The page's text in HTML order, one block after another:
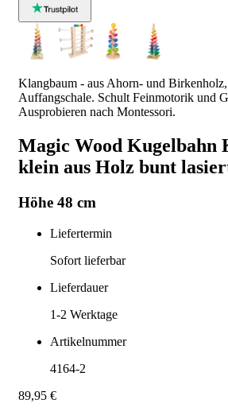
Klangbaum - aus Ahorn- und
Auffangschale. Schult Feinmotorik und
Ausprobieren nach Montessori.
Magic Wood Kugelbahn
klein aus Holz bunt
Höhe 48 cm
Liefertermin
Sofort lieferbar
Lieferdauer
1-2 Werktage
Artikelnummer
4164-2
89,95 €